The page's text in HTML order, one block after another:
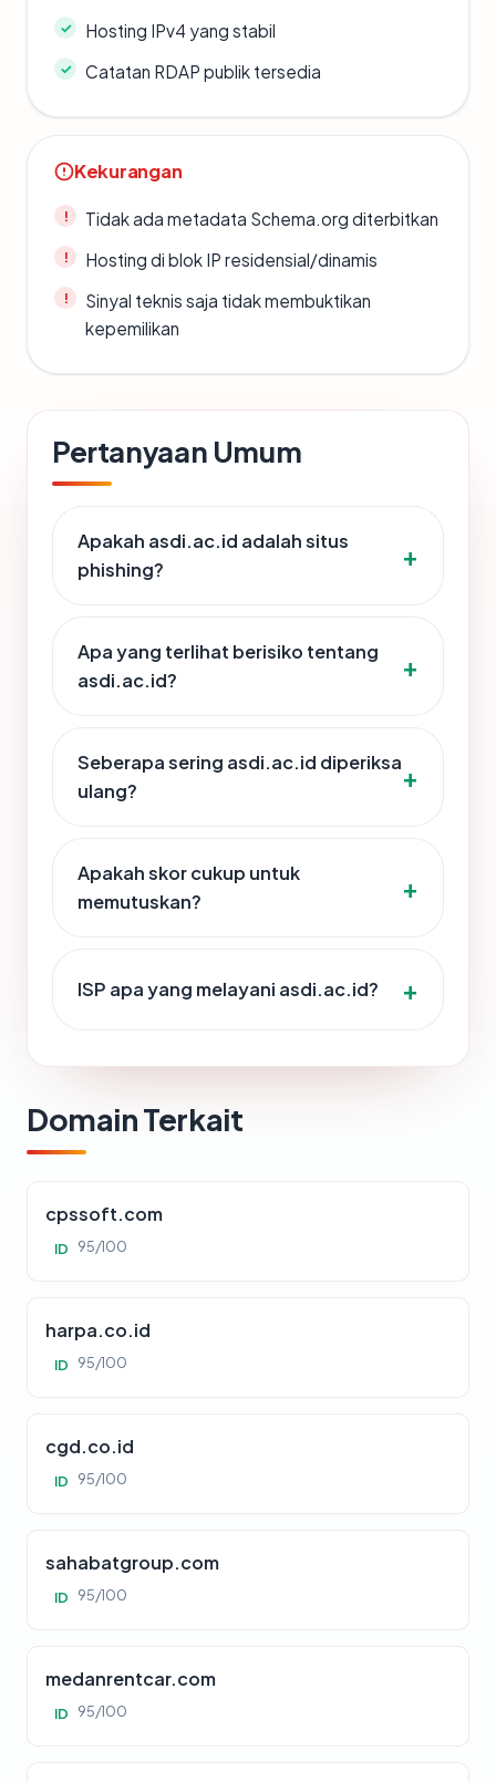
Hosting IPv4 yang stabil
Catatan RDAP publik tersedia
Kekurangan
Tidak ada metadata Schema.org diterbitkan
Hosting di blok IP residensial/dinamis
Sinyal teknis saja tidak membuktikan
kepemilikan
Pertanyaan Umum
Apakah asdi.ac.id adalah situs
phishing?
Apa yang terlihat berisiko tentang
asdi.ac.id?
Seberapa sering asdi.ac.id diperiksa
ulang?
Apakah skor cukup untuk
memutuskan?
ISP apa yang melayani asdi.ac.id?
Domain Terkait
cpssoft.com
ID 95/100
harpa.co.id
ID 95/100
cgd.co.id
ID 95/100
sahabatgroup.com
ID 95/100
medanrentcar.com
ID 95/100